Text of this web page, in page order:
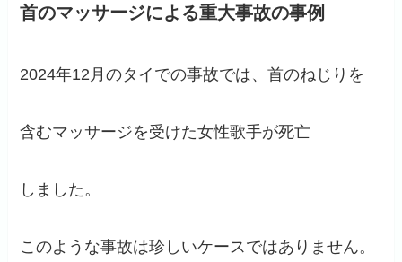
首のマッサージによる重大事故の事例
2024年12月のタイでの事故では、首のねじりを
含むマッサージを受けた女性歌手が死亡
しました。
このような事故は珍しいケースではありません。